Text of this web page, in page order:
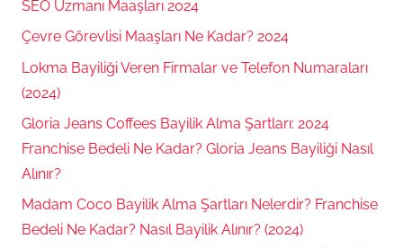
SEO Uzmanı Maaşları 2024
Çevre Görevlisi Maaşları Ne Kadar? 2024
Lokma Bayiliği Veren Firmalar ve Telefon Numaraları
(2024)
Gloria Jeans Coffees Bayilik Alma Şartları: 2024
Franchise Bedeli Ne Kadar? Gloria Jeans Bayiliği Nasıl
Alınır?
Madam Coco Bayilik Alma Şartları Nelerdir? Franchise
Bedeli Ne Kadar? Nasıl Bayilik Alınır? (2024)